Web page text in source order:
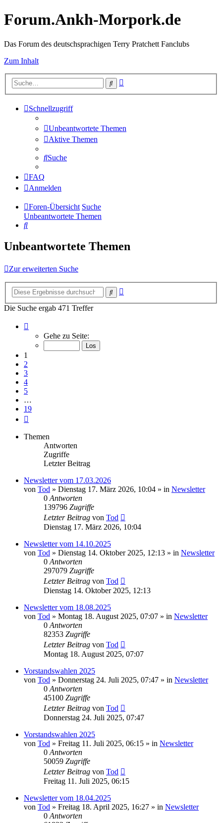
Forum.Ankh-Morpork.de
Das Forum des deutschsprachigen Terry Pratchett Fanclubs
Zum Inhalt
Suche
Schnellzugriff
Unbeantwortete Themen
Aktive Themen
Suche
FAQ
Anmelden
Foren-Übersicht Suche
Unbeantwortete Themen
Suche
Unbeantwortete Themen
Zur erweiterten Suche
Suche
Die Suche ergab 471 Treffer
von
Gehe zu Seite:
1
2
3
4
5
…
19
Themen
Antworten
Zugriffe
Letzter Beitrag
Newsletter vom 17.03.2026
von Tod » Dienstag 17. März 2026, 10:04 » in Newsletter
0 Antworten
139796 Zugriffe
Letzter Beitrag von Tod
Dienstag 17. März 2026, 10:04
Newsletter vom 14.10.2025
von Tod » Dienstag 14. Oktober 2025, 12:13 » in Newsletter
0 Antworten
297079 Zugriffe
Letzter Beitrag von Tod
Dienstag 14. Oktober 2025, 12:13
Newsletter vom 18.08.2025
von Tod » Montag 18. August 2025, 07:07 » in Newsletter
0 Antworten
82353 Zugriffe
Letzter Beitrag von Tod
Montag 18. August 2025, 07:07
Vorstandswahlen 2025
von Tod » Donnerstag 24. Juli 2025, 07:47 » in Newsletter
0 Antworten
45100 Zugriffe
Letzter Beitrag von Tod
Donnerstag 24. Juli 2025, 07:47
Vorstandswahlen 2025
von Tod » Freitag 11. Juli 2025, 06:15 » in Newsletter
0 Antworten
50059 Zugriffe
Letzter Beitrag von Tod
Freitag 11. Juli 2025, 06:15
Newsletter vom 18.04.2025
von Tod » Freitag 18. April 2025, 16:27 » in Newsletter
0 Antworten